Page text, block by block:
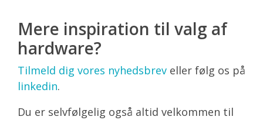
Mere inspiration til valg af
hardware?
Tilmeld dig vores nyhedsbrev eller følg os på
linkedin.
Du er selvfølgelig også altid velkommen til